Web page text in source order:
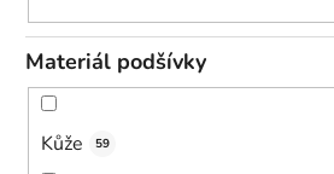
Materiál podšívky
Kůže 59